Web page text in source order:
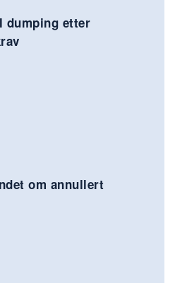
dumping etter
om annullert